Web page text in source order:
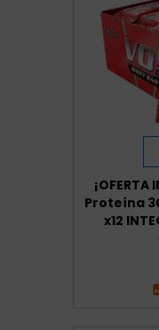
¡OFERTA
Proteína
x12